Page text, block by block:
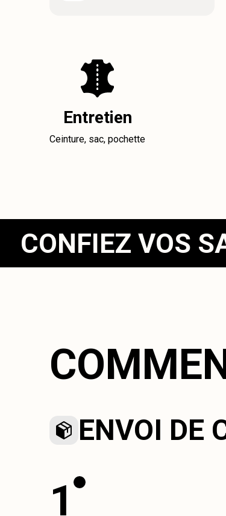
Entretien
Ceinture, sac, pochette
CONFIEZ VOS
ENVOI DE
1